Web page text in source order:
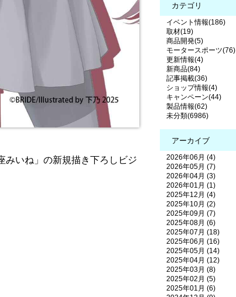
みいね」の新規描き下ろしビジ
カテゴリ
イベント情報(186)
取材(19)
商品開発(5)
モータースポーツ(76)
更新情報(4)
新商品(84)
記事掲載(36)
ショップ情報(4)
キャンペーン(44)
製品情報(62)
未分類(6986)
アーカイブ
2026年06月 (4)
2026年05月 (7)
2026年04月 (3)
2026年01月 (1)
2025年12月 (4)
2025年10月 (2)
2025年09月 (7)
2025年08月 (6)
2025年07月 (18)
2025年06月 (16)
2025年05月 (14)
2025年04月 (12)
2025年03月 (8)
2025年02月 (5)
2025年01月 (6)